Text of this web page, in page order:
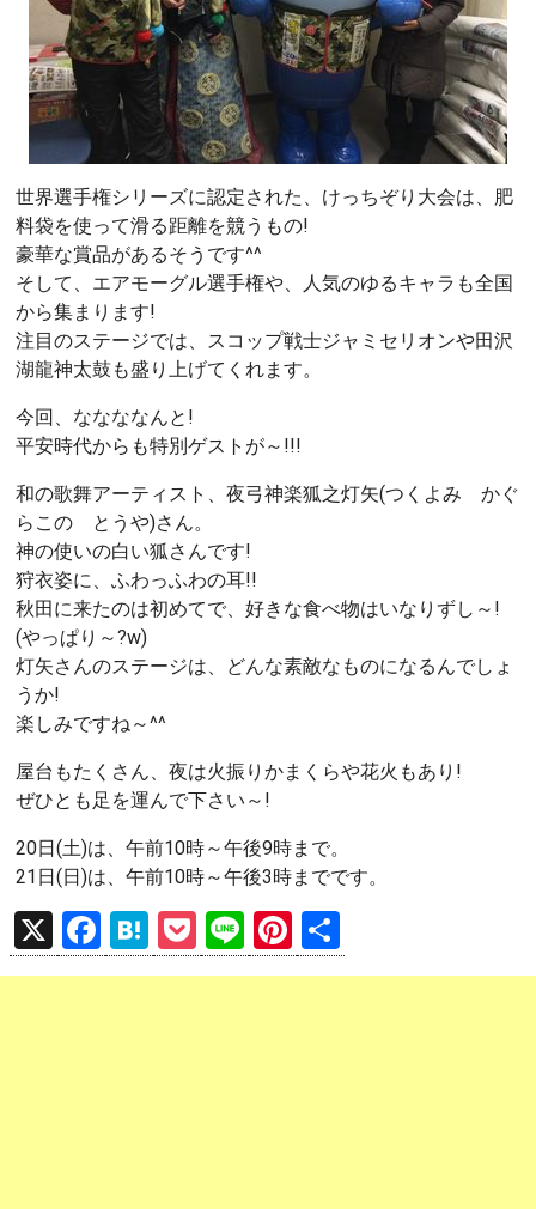
世界選手権シリーズに認定された、けっちぞり大会は、肥
料袋を使って滑る距離を競うもの!
豪華な賞品があるそうです^^
そして、エアモーグル選手権や、人気のゆるキャラも全国
から集まります!
注目のステージでは、スコップ戦士ジャミセリオンや田沢
湖龍神太鼓も盛り上げてくれます。
今回、ななななんと!
平安時代からも特別ゲストが～!!!
和の歌舞アーティスト、夜弓神楽狐之灯矢(つくよみ かぐ
らこの とうや)さん。
神の使いの白い狐さんです!
狩衣姿に、ふわっふわの耳!!
秋田に来たのは初めてで、好きな食べ物はいなりずし～!
(やっぱり～?w)
灯矢さんのステージは、どんな素敵なものになるんでしょ
うか!
楽しみですね～^^
屋台もたくさん、夜は火振りかまくらや花火もあり!
ぜひとも足を運んで下さい～!
20日(土)は、午前10時～午後9時まで。
21日(日)は、午前10時～午後3時までです。
X
F
a
H
at
P
o
Li
n
Pi
nt 有